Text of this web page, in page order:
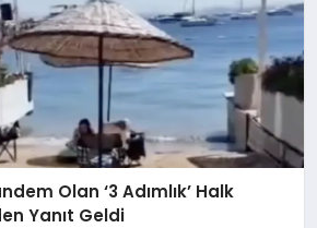
Olan ‘3 Adımlık’ Halk
Yanıt Geldi